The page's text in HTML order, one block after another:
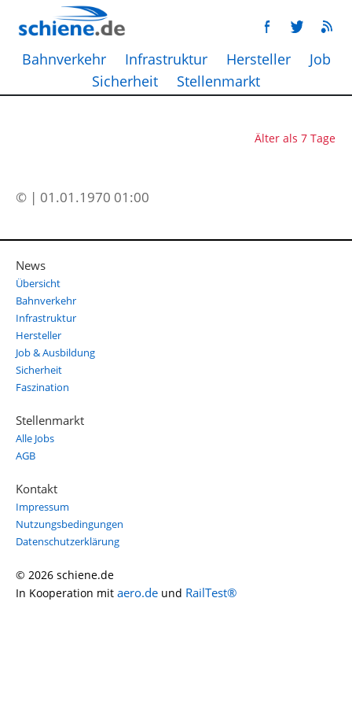
Bahnverkehr Infrastruktur Hersteller
Job
Sicherheit
Stellenmarkt
Älter als 7 Tage
© | 01.01.1970 01:00
News
Übersicht
Bahnverkehr
Infrastruktur
Hersteller
Job & Ausbildung
Sicherheit
Faszination
Stellenmarkt
Alle Jobs
AGB
Kontakt
Impressum
Nutzungsbedingungen
Datenschutzerklärung
© 2026 schiene.de
In Kooperation mit aero.de und RailTest®